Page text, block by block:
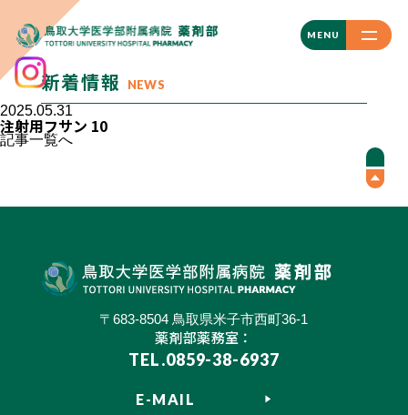
MENU
CLOSE
新着情報 NEWS
2025.05.31
注射用フサン 10
記事一覧へ
〒683-8504 鳥取県米子市西町36-1
薬剤部薬務室：
TEL.0859-38-6937
E-MAIL